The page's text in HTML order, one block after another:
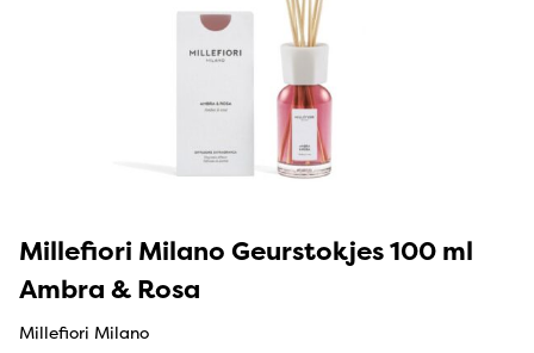
Millefiori Milano Geurstokjes 100 ml
Ambra & Rosa
Millefiori Milano